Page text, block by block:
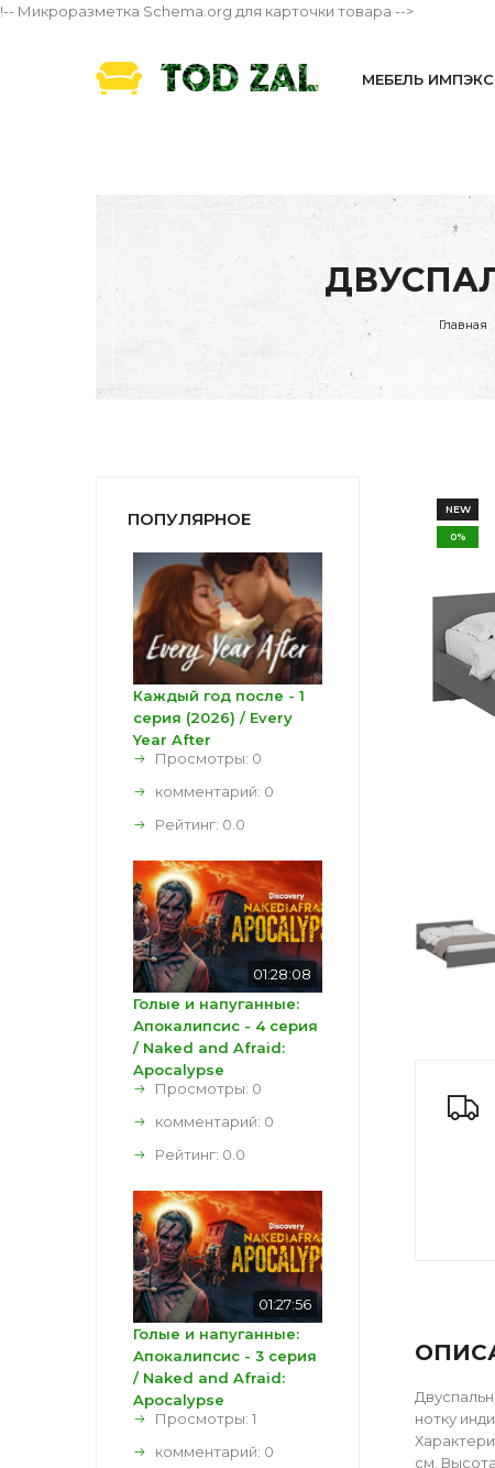
!-- Микроразметка Schema.org для карточки товара -->
МЕБЕЛЬ ИМПЭКС
Главная
NEW
0%
нотку
см.
ПОПУЛЯРНОЕ
Каждый год после - 1
серия (2026) / Every
Year After
Просмотры: 0
комментарий: 0
Рейтинг: 0.0
01:28:08
Голые и напуганные:
Апокалипсис - 4 серия
/ Naked and Afraid:
Apocalypse
Просмотры: 0
комментарий: 0
Рейтинг: 0.0
01:27:56
Голые и напуганные:
Апокалипсис - 3 серия
/ Naked and Afraid:
Apocalypse
Просмотры: 1
комментарий: 0